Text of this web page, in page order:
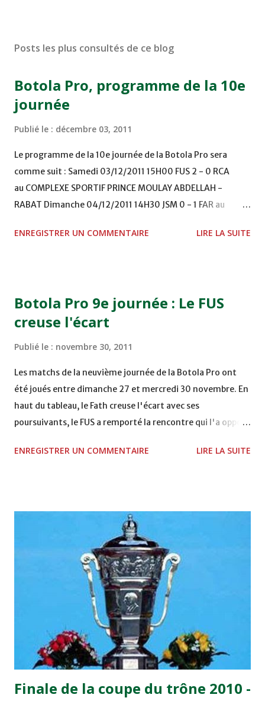
Posts les plus consultés de ce blog
Botola Pro, programme de la 10e
journée
Publié le : décembre 03, 2011
Le programme de la 10e journée de la Botola Pro sera
comme suit : Samedi 03/12/2011 15H00 FUS 2 - 0 RCA
au COMPLEXE SPORTIF PRINCE MOULAY ABDELLAH -
RABAT Dimanche 04/12/2011 14H30 JSM 0 - 1 FAR au
TERRAIN EL ABDI - EL JADIDA 16h30 OCK 0 - 1 HUSA
Mardi 06/12/2011 15H00 WAF - OCS au COMPLEXE SPORTIF
DE FES - FES WAC - MAS Reporté pour cause de finale de la
ENREGISTRER UN COMMENTAIRE LIRE LA SUITE
Botola Pro 9e journée : Le FUS
creuse l'écart
Publié le : novembre 30, 2011
Les matchs de la neuvième journée de la Botola Pro ont
été joués entre dimanche 27 et mercredi 30 novembre. En
haut du tableau, le Fath creuse l'écart avec ses
poursuivants, le FUS a remporté la rencontre qui l'a opposé
2, Badr Kachani a ouvert la marque à la 38e pour les
joueurs soussis, et ont réussi à mener au score à la dernière
minute du temps réglementaire grâce à un but de Mourad
Benchrifa. Son poursuivant direct le CRA de son coté a
chuté à domicile face à l'OCK sur le score de 0 - 2. La
bonne affaire de la semaine a été réalisée par le Moghreb
de Tetouan qui s'est hissé à la deuxième place après avoir
remporté trois précieux points sur la pelouse du complexe
Moulay Abdallah face aux FAR grâce à un but marqué par
Abdeladim Khadrouf à la 61e...
ENREGISTRER UN COMMENTAIRE LIRE LA SUITE
Finale de la coupe du trône 2010 -